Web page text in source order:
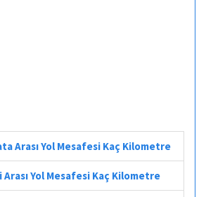
Arası Yol Mesafesi Kaç Kilometre
Arası Yol Mesafesi Kaç Kilometre